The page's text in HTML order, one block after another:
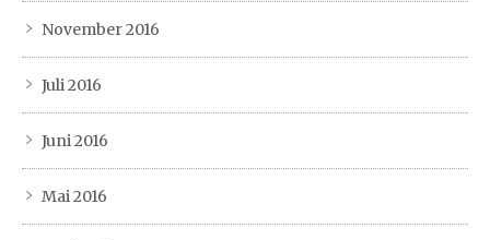
November 2016
Juli 2016
Juni 2016
Mai 2016